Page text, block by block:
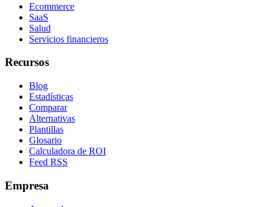
Ecommerce
SaaS
Salud
Servicios financieros
Recursos
Blog
Estadísticas
Comparar
Alternativas
Plantillas
Glosario
Calculadora de ROI
Feed RSS
Empresa